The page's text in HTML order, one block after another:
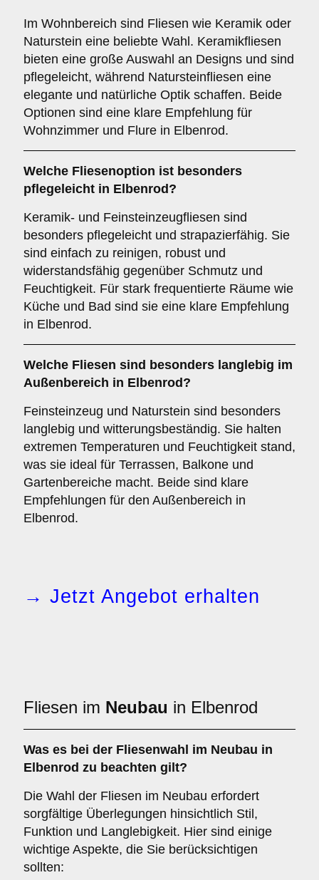
Im Wohnbereich sind Fliesen wie Keramik oder
Naturstein eine beliebte Wahl. Keramikfliesen
bieten eine große Auswahl an Designs und sind
pflegeleicht, während Natursteinfliesen eine
elegante und natürliche Optik schaffen. Beide
Optionen sind eine klare Empfehlung für
Wohnzimmer und Flure in Elbenrod.
Welche Fliesenoption ist besonders
pflegeleicht in Elbenrod?
Keramik- und Feinsteinzeugfliesen sind
besonders pflegeleicht und strapazierfähig. Sie
sind einfach zu reinigen, robust und
widerstandsfähig gegenüber Schmutz und
Feuchtigkeit. Für stark frequentierte Räume wie
Küche und Bad sind sie eine klare Empfehlung
in Elbenrod.
Welche Fliesen sind besonders langlebig im
Außenbereich in Elbenrod?
Feinsteinzeug und Naturstein sind besonders
langlebig und witterungsbeständig. Sie halten
extremen Temperaturen und Feuchtigkeit stand,
was sie ideal für Terrassen, Balkone und
Gartenbereiche macht. Beide sind klare
Empfehlungen für den Außenbereich in
Elbenrod.
→ Jetzt Angebot erhalten
Fliesen im Neubau in Elbenrod
Was es bei der Fliesenwahl im Neubau in
Elbenrod zu beachten gilt?
Die Wahl der Fliesen im Neubau erfordert
sorgfältige Überlegungen hinsichtlich Stil,
Funktion und Langlebigkeit. Hier sind einige
wichtige Aspekte, die Sie berücksichtigen
sollten: